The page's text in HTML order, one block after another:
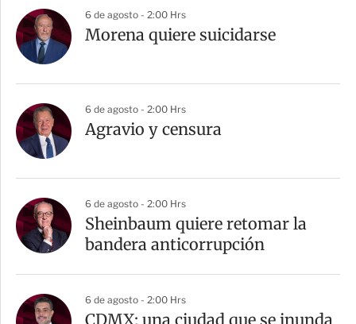
6 de agosto - 2:00 Hrs
Morena quiere suicidarse
6 de agosto - 2:00 Hrs
Agravio y censura
6 de agosto - 2:00 Hrs
Sheinbaum quiere retomar la
bandera anticorrupción
6 de agosto - 2:00 Hrs
CDMX: una ciudad que se inunda